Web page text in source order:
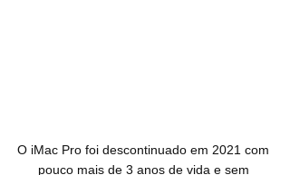
O iMac Pro foi descontinuado em 2021 com
pouco mais de 3 anos de vida e sem